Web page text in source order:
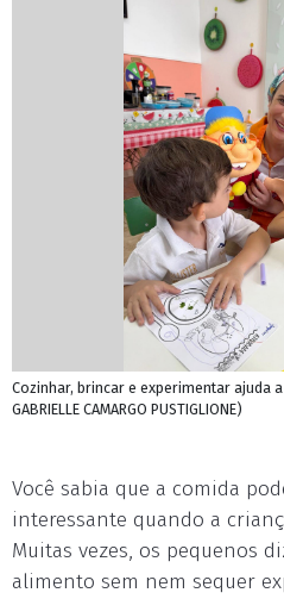
Cozinhar, brincar e experimentar ajuda
GABRIELLE CAMARGO PUSTIGLIONE)
Você sabia que a comida
interessante quando a
Muitas vezes, os pequenos
alimento sem nem sequer